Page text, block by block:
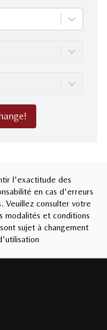
l'exactitude des
en cas d'erreurs
Veuillez consulter votre
modalités et conditions
sujet à changement